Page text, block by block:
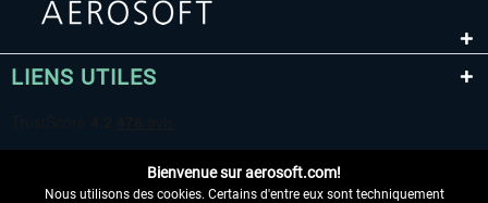
LIENS UTILES
Bienvenue sur aerosoft.com!
Nous utilisons des cookies. Certains d'entre eux sont techniquement